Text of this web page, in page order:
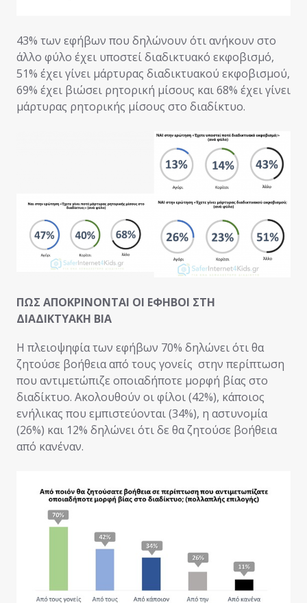
43% των εφήβων που δηλώνουν ότι ανήκουν στο
άλλο φύλο έχει υποστεί διαδικτυακό εκφοβισμό,
51% έχει γίνει μάρτυρας διαδικτυακού εκφοβισμού,
69% έχει βιώσει ρητορική μίσους και 68% έχει γίνει
μάρτυρας ρητορικής μίσους στο διαδίκτυο.
ΠΩΣ ΑΠΟΚΡΙΝΟΝΤΑΙ ΟΙ ΕΦΗΒΟΙ ΣΤΗ
ΔΙΑΔΙΚΤΥΑΚΗ ΒΙΑ
Η πλειοψηφία των εφήβων 70% δηλώνει ότι θα
ζητούσε βοήθεια από τους γονείς στην περίπτωση
που αντιμετώπιζε οποιαδήποτε μορφή βίας στο
διαδίκτυο. Ακολουθούν οι φίλοι (42%), κάποιος
ενήλικας που εμπιστεύονται (34%), η αστυνομία
(26%) και 12% δηλώνει ότι δε θα ζητούσε βοήθεια
από κανέναν.